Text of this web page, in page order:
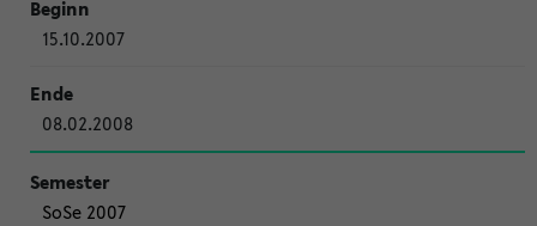
15.10.2007
08.02.2008
SoSe 2007